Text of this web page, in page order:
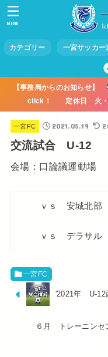
カテゴリー 一宮サッカー
MENU
【事務局からのお知らせ】
click！ 定休日 火
一宮FC 2021.05.19
交流試合 U-12
会場：口論議運動場
ｖｓ 安城北部
ｖｓ デラサル
一宮FC
'2021年 U-12
６月 トレーニン